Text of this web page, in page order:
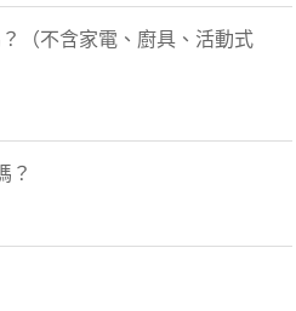
（不含家電、廚具、活動式
？